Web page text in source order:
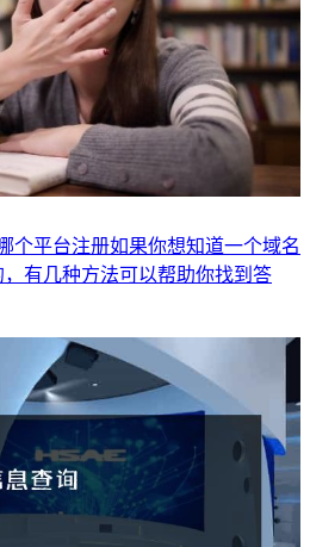
个平台注册如果你想知道一个域名
有几种方法可以帮助你找到答